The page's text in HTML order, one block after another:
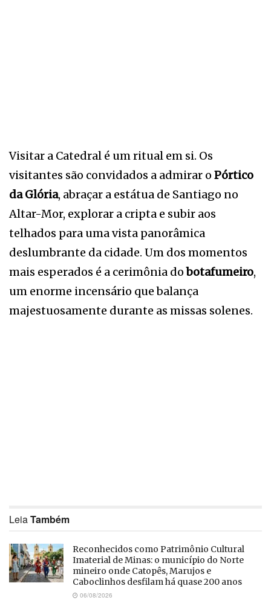
Visitar a Catedral é um ritual em si. Os
visitantes são convidados a admirar o Pórtico
da Glória, abraçar a estátua de Santiago no
Altar-Mor, explorar a cripta e subir aos
telhados para uma vista panorâmica
deslumbrante da cidade. Um dos momentos
mais esperados é a cerimônia dobotafumeiro,
um enorme incensário que balança
majestuosamente durante as missas solenes.
LeiaTambém
Reconhecidos como Patrimônio Cultural
Imaterial de Minas: o município do Norte
mineiro onde Catopês, Marujos e
Caboclinhos desfilam há quase 200 anos
06/08/2026